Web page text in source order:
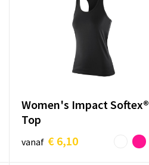
Women's Impact Softex®
Top
vanaf € 6,10